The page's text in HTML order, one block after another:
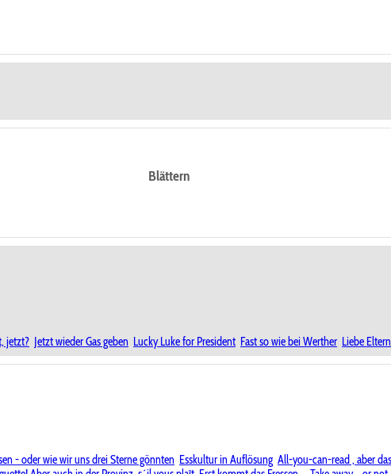
Blättern
jetzt? Jetzt wieder Gas geben Lucky Luke for President Fast so wie bei Werther Liebe
- oder wie wir uns drei Sterne gönnten Esskultur in Auflösung All-you-can-read , aber